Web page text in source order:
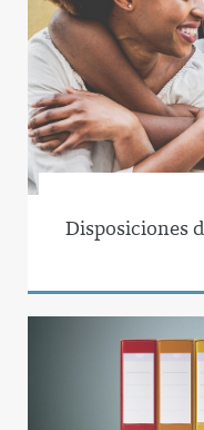
Disposiciones